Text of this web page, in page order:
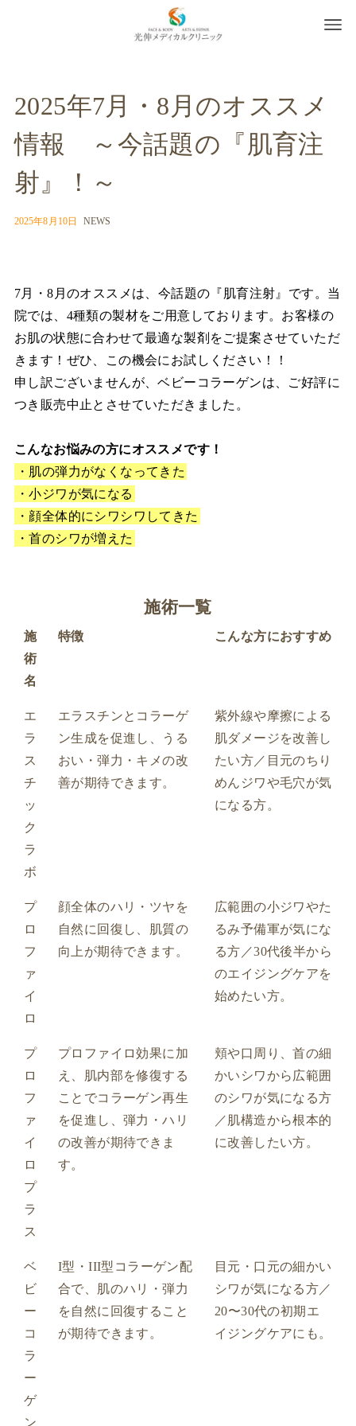
2025年7月・8月のオススメ
情報 ～今話題の『肌育注
射』！～
2025年8月10日 NEWS
7月・8月のオススメは、今話題の『肌育注射』です。当
院では、4種類の製材をご用意しております。お客様の
お肌の状態に合わせて最適な製剤をご提案させていただ
きます！ぜひ、この機会にお試しください！！
申し訳ございませんが、ベビーコラーゲンは、ご好評に
つき販売中止とさせていただきました。
こんなお悩みの方にオススメです！
・肌の弾力がなくなってきた
・小ジワが気になる
・顔全体的にシワシワしてきた
・首のシワが増えた
施術一覧
施
術
名
特徴 こんな方におすすめ
エ
ラ
ス
チ
ッ
ク
ラ
ボ
エラスチンとコラーゲ
ン生成を促進し、うる
おい・弾力・キメの改
善が期待できます。
紫外線や摩擦による
肌ダメージを改善し
たい方／目元のちり
めんジワや毛穴が気
になる方。
プ
ロ
フ
ァ
イ
ロ
顔全体のハリ・ツヤを
自然に回復し、肌質の
向上が期待できます。
広範囲の小ジワやた
るみ予備軍が気にな
る方／30代後半から
のエイジングケアを
始めたい方。
プ
ロ
フ
ァ
イ
ロ
プ
ラ
ス
プロファイロ効果に加
え、肌内部を修復する
ことでコラーゲン再生
を促進し、弾力・ハリ
の改善が期待できま
す。
頬や口周り、首の細
かいシワから広範囲
のシワが気になる方
／肌構造から根本的
に改善したい方。
ベ
ビ
ー
コ
ラ
ー
ゲ
ン
I型・III型コラーゲン配
合で、肌のハリ・弾力
を自然に回復すること
が期待できます。
目元・口元の細かい
シワが気になる方／
20〜30代の初期エ
イジングケアにも。